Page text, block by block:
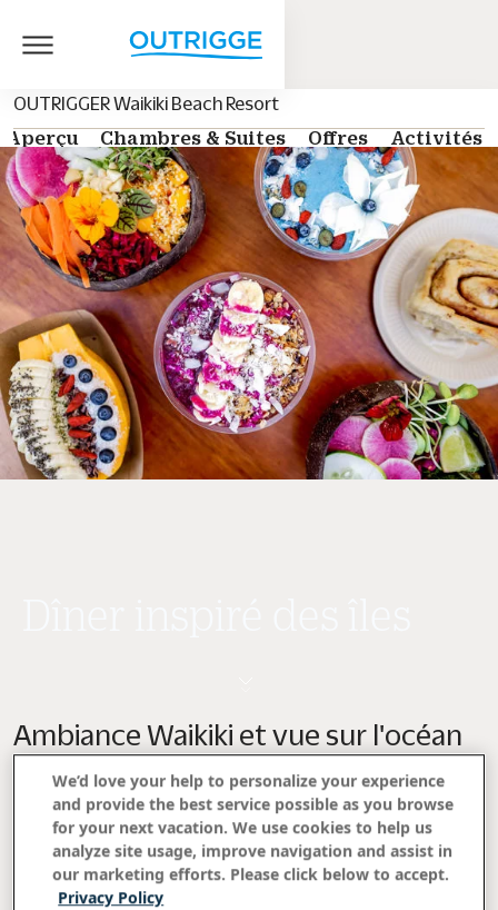
OUTRIGGER Waikiki Beach Resort
Aperçu
Chambres & Suites Offres Activités
Ambiance Waikiki et vue sur l'océan
Célébrez la culture vibrante d'Hawaï dans les
restaurants, bars et restaurants éclectiques de
l'OUTRIGGER Waikiki Beach Resort. Vous trouverez des
endroits uniques pour manger et découvrir l'ambiance
de Waikiki, avec des vues imprenables sur l'océan, des
We’d love your help to personalize your experience
and provide the best service possible as you browse
for your next vacation. We use cookies to help us
analyze site usage, improve navigation and assist in
our marketing efforts. Please click below to accept.
Privacy Policy